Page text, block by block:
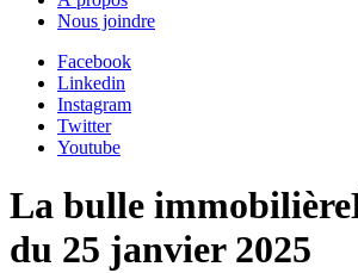
Nous joindre
Facebook
Linkedin
Instagram
Twitter
Youtube
La bulle immobilière
du 25 janvier 2025